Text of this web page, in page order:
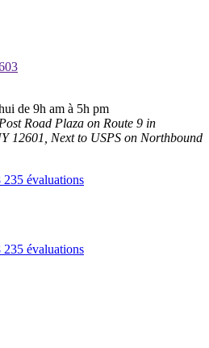
de 9h am à 5h pm
Road Plaza on Route 9 in
12601, Next to USPS on Northbound
235 évaluations
235 évaluations